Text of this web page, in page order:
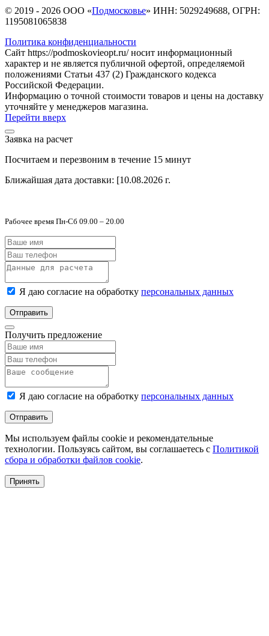
© 2019 - 2026 ООО «Подмосковье» ИНН: 5029249688, ОГРН:
1195081065838
Политика конфиденциальности
Сайт https://podmoskovieopt.ru/ носит информационный
характер и не является публичной офертой, определяемой
положениями Статьи 437 (2) Гражданского кодекса
Российской Федерации.
Информацию о точной стоимости товаров и цены на доставку
уточняйте у менеджеров магазина.
Перейти вверх
Заявка на расчет
Посчитаем и перезвоним в течение 15 минут
Ближайшая дата доставки: [10.08.2026 г.
Рабочее время Пн-Сб 09.00 – 20.00
Я даю согласие на обработку персональных данных
Отправить
Получить предложение
Я даю согласие на обработку персональных данных
Отправить
Мы используем файлы cookie и рекомендательные
технологии. Пользуясь сайтом, вы соглашаетесь с Политикой
сбора и обработки файлов cookie.
Принять